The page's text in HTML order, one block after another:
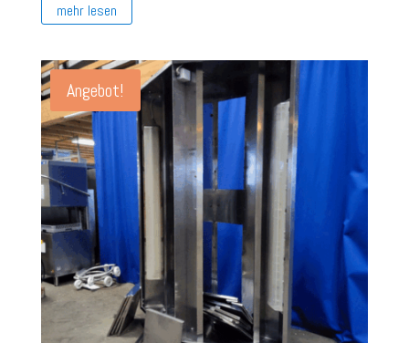
mehr lesen
Angebot!